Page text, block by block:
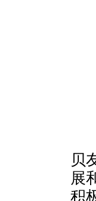
贝
展
积